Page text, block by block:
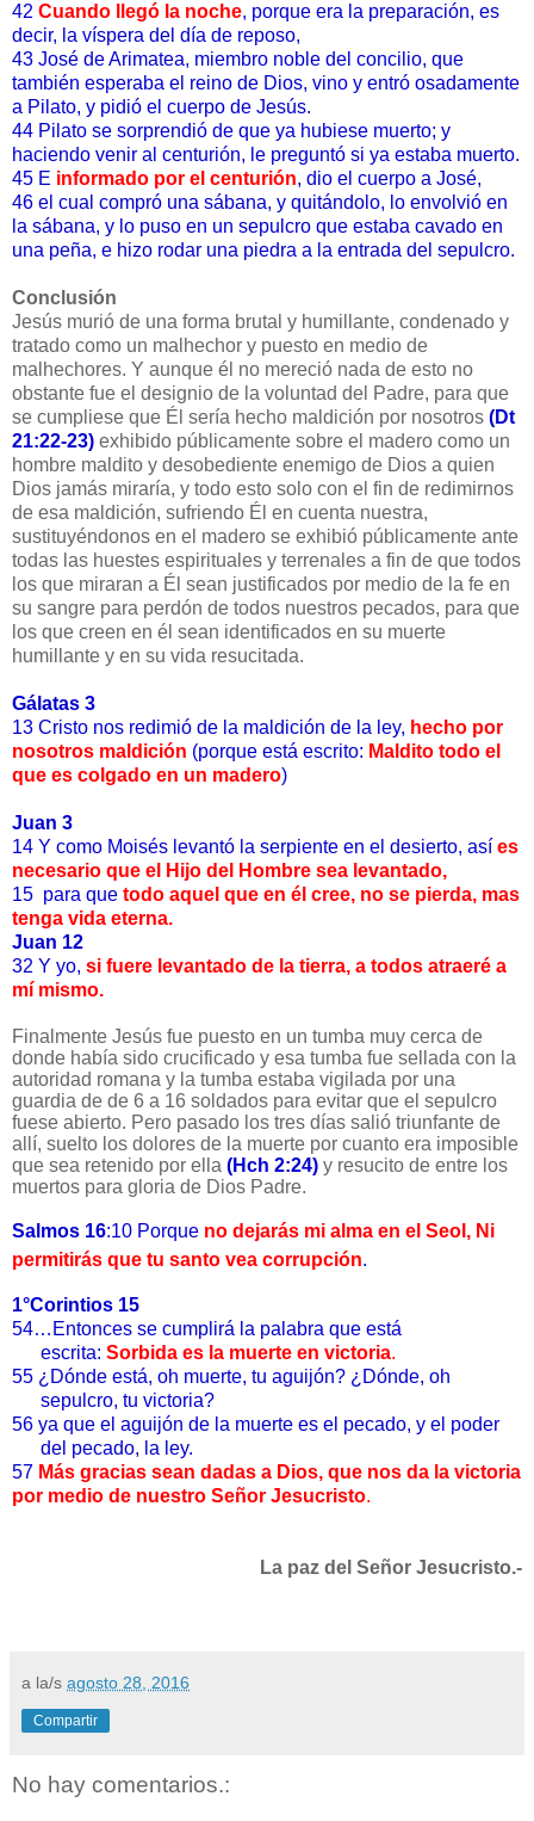
42 Cuando llegó la noche, porque era la preparación, es
decir, la víspera del día de reposo,
43 José de Arimatea, miembro noble del concilio, que
también esperaba el reino de Dios, vino y entró osadamente
a Pilato, y pidió el cuerpo de Jesús.
44 Pilato se sorprendió de que ya hubiese muerto; y
haciendo venir al centurión, le preguntó si ya estaba muerto.
45 E informado por el centurión, dio el cuerpo a José,
46 el cual compró una sábana, y quitándolo, lo envolvió en
la sábana, y lo puso en un sepulcro que estaba cavado en
una peña, e hizo rodar una piedra a la entrada del sepulcro.
Conclusión
Jesús murió de una forma brutal y humillante, condenado y
tratado como un malhechor y puesto en medio de
malhechores. Y aunque él no mereció nada de esto no
obstante fue el designio de la voluntad del Padre, para que
se cumpliese que Él sería hecho maldición por nosotros (Dt
21:22-23) exhibido públicamente sobre el madero como un
hombre maldito y desobediente enemigo de Dios a quien
Dios jamás miraría, y todo esto solo con el fin de redimirnos
de esa maldición, sufriendo Él en cuenta nuestra,
sustituyéndonos en el madero se exhibió públicamente ante
todas las huestes espirituales y terrenales a fin de que todos
los que miraran a Él sean justificados por medio de la fe en
su sangre para perdón de todos nuestros pecados, para que
los que creen en él sean identificados en su muerte
humillante y en su vida resucitada.
Gálatas 3
13 Cristo nos redimió de la maldición de la ley, hecho por
nosotros maldición (porque está escrito: Maldito todo el
que es colgado en un madero)
Juan 3
14 Y como Moisés levantó la serpiente en el desierto, así es
necesario que el Hijo del Hombre sea levantado,
15 para que todo aquel que en él cree, no se pierda, mas
tenga vida eterna.
Juan 12
32 Y yo, si fuere levantado de la tierra, a todos atraeré a
mí mismo.
Finalmente Jesús fue puesto en un tumba muy cerca de
donde había sido crucificado y esa tumba fue sellada con la
autoridad romana y la tumba estaba vigilada por una
guardia de de 6 a 16 soldados para evitar que el sepulcro
fuese abierto. Pero pasado los tres días salió triunfante de
allí, suelto los dolores de la muerte por cuanto era imposible
que sea retenido por ella (Hch 2:24) y resucito de entre los
muertos para gloria de Dios Padre.
Salmos 16:10 Porque no dejarás mi alma en el Seol, Ni
permitirás que tu santo vea corrupción.
1°Corintios 15
54…Entonces se cumplirá la palabra que está
escrita: Sorbida es la muerte en victoria.
55 ¿Dónde está, oh muerte, tu aguijón? ¿Dónde, oh
sepulcro, tu victoria?
56 ya que el aguijón de la muerte es el pecado, y el poder
del pecado, la ley.
57 Más gracias sean dadas a Dios, que nos da la victoria
por medio de nuestro Señor Jesucristo.
La paz del Señor Jesucristo.-
a la/s agosto 28, 2016
Compartir
No hay comentarios.: